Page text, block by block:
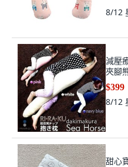
8/12
減壓
夾腳
$399
8/12
甜心